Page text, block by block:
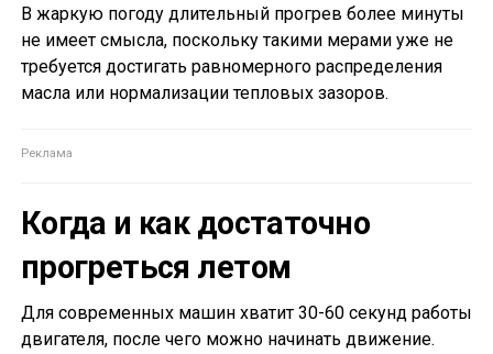
В жаркую погоду длительный прогрев более минуты
не имеет смысла, поскольку такими мерами уже не
требуется достигать равномерного распределения
масла или нормализации тепловых зазоров.
Когда и как достаточно
прогреться летом
Для современных машин хватит 30-60 секунд работы
двигателя, после чего можно начинать движение.